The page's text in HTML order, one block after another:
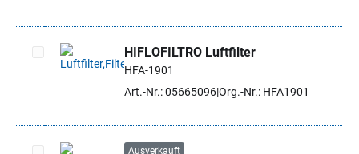
Artikel auswählen
HIFLOFILTRO Luftfilter
HFA-1901
Art.-Nr.: 05665096Org.-Nr.: HFA1901
Ausverkauft